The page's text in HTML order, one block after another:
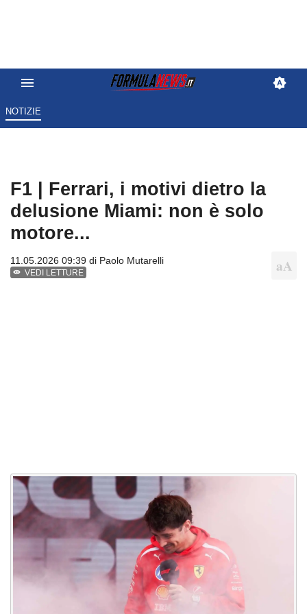
NOTIZIE
F1 | Ferrari, i motivi dietro la
delusione Miami: non è solo
motore...
11.05.2026 09:39 di Paolo Mutarelli
VEDI LETTURE